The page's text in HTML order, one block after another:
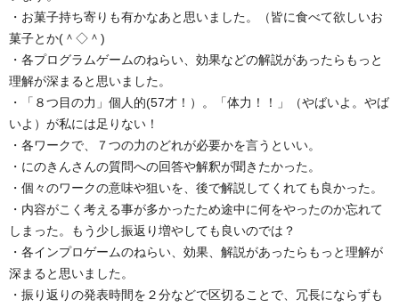
・お菓子持ち寄りも有かなあと思いました。（皆に食べて欲しいお
菓子とか(＾◇＾)
・各プログラムゲームのねらい、効果などの解説があったらもっと
理解が深まると思いました。
・「８つ目の力」個人的(57才！）。「体力！！」（やばいよ。やば
いよ）が私には足りない！
・各ワークで、７つの力のどれが必要かを言うといい。
・にのきんさんの質問への回答や解釈が聞きたかった。
・個々のワークの意味や狙いを、後で解説してくれても良かった。
・内容がこく考える事が多かったため途中に何をやったのか忘れて
しまった。もう少し振返り増やしても良いのでは？
・各インプロゲームのねらい、効果、解説があったらもっと理解が
深まると思いました。
・振り返りの発表時間を２分などで区切ることで、冗長にならずも